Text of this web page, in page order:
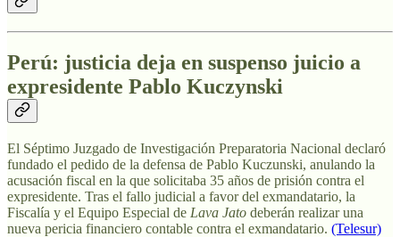
Perú: justicia deja en suspenso juicio a
expresidente Pablo Kuczynski
El Séptimo Juzgado de Investigación Preparatoria Nacional declaró
fundado el pedido de la defensa de Pablo Kuczunski, anulando la
acusación fiscal en la que solicitaba 35 años de prisión contra el
expresidente. Tras el fallo judicial a favor del exmandatario, la
Fiscalía y el Equipo Especial de Lava Jato deberán realizar una
nueva pericia financiero contable contra el exmandatario. (Telesur)